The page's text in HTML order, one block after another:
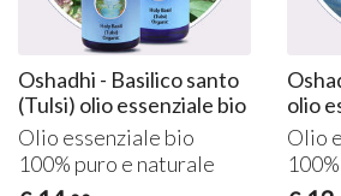
Oshadhi - Basilico santo
(Tulsi) olio essenziale bio
Olio essenziale bio
100% puro e naturale
olio
Olio